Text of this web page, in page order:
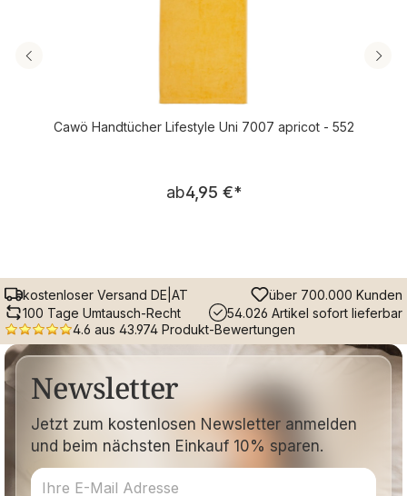
Cawö Handtücher Lifestyle Uni 7007 apricot - 552
Regulärer Preis:
ab4,95 €*
kostenloser Versand DE|AT
über 700.000 Kunden
100 Tage Umtausch-Recht
54.026 Artikel sofort lieferbar
4.6 aus 43.974 Produkt-Bewertungen
Newsletter
Jetzt zum kostenlosen Newsletter anmelden
und beim nächsten Einkauf 10% sparen.